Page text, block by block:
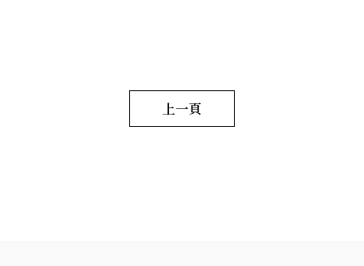
野薑茉莉窨香烏龍茶-2.5g、
【茶葉】萬壽菊窨香烏龍
上一頁